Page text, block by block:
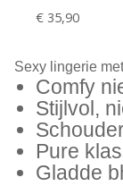
€ 35,90
Sexy lingerie
Comfy
Stijlvol,
Pure
Gladde